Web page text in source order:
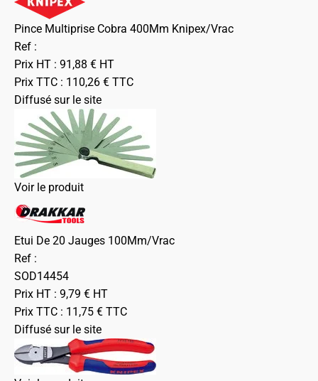
Pince Multiprise Cobra 400Mm Knipex/Vrac
Ref :
Prix HT : 91,88 € HT
Prix TTC : 110,26 € TTC
Diffusé sur le site
Voir le produit
Etui De 20 Jauges 100Mm/Vrac
Ref :
SOD14454
Prix HT : 9,79 € HT
Prix TTC : 11,75 € TTC
Diffusé sur le site